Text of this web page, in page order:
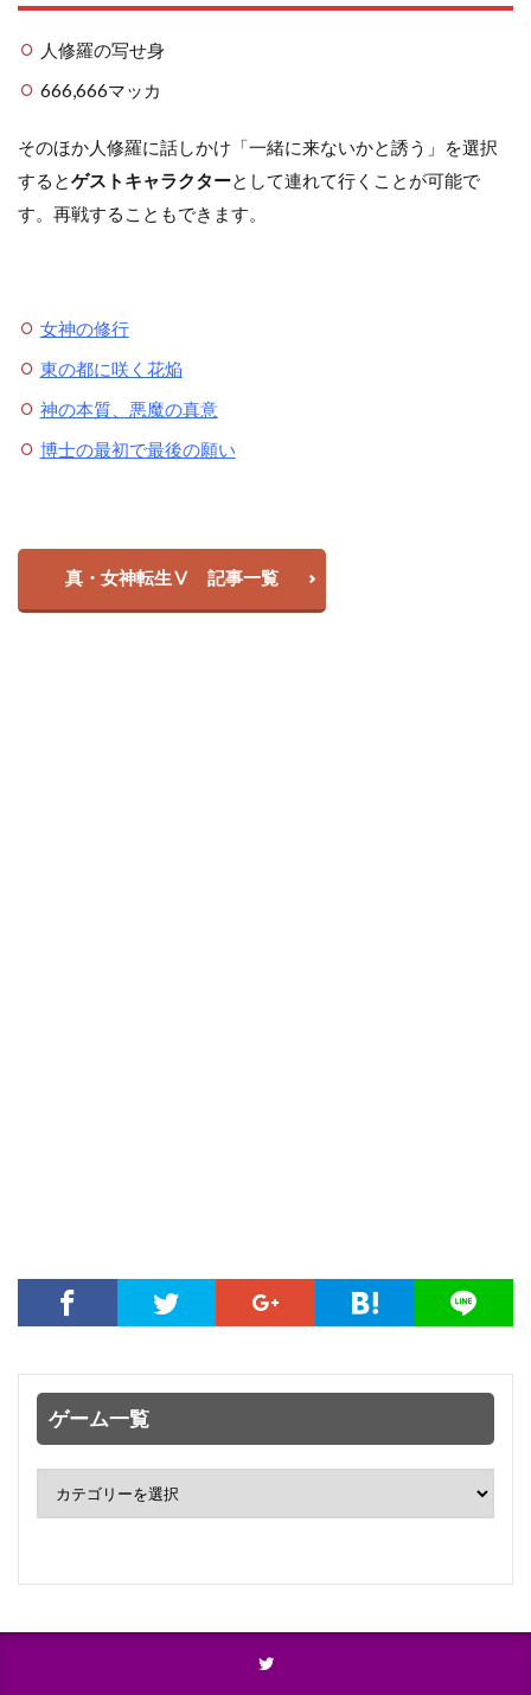
人修羅の写せ身
666,666マッカ
そのほか人修羅に話しかけ「一緒に来ないかと誘う」を選択
するとゲストキャラクターとして連れて行くことが可能で
す。再戦することもできます。
女神の修行
東の都に咲く花焔
神の本質、悪魔の真意
博士の最初で最後の願い
真・女神転生Ⅴ 記事一覧
ゲーム一覧